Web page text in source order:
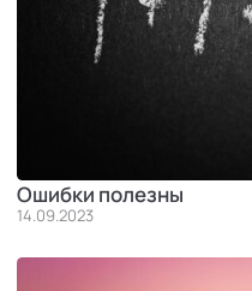
Ошибки полезны
14.09.2023